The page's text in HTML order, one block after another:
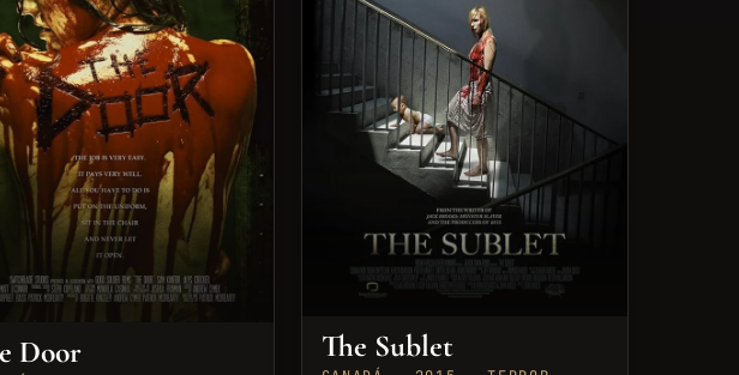
Door The Sublet